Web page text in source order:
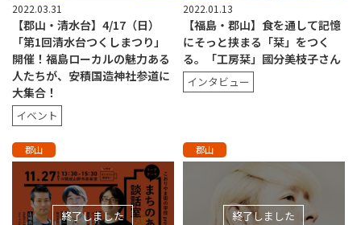
2022.03.31
【郡山・清水台】4/17（日）
「第1回清水台つくしまつり」
開催！福島ローカルの魅力ある
人たちが、安積国造神社参道に
大集合！
イベント
2022.01.13
【福島・郡山】食を通して記憶
にそっと挟まる「栞」をつく
る。「工房栞」國分美枝子さん
インタビュー
郡山
終了しました
郡山
終了しました